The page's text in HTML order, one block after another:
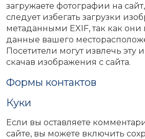
загружаете фотографии на
следует избегать загрузки
метаданными EXIF, так как они
данные вашего
Посетители могут извлечь
скачав изображения с сайта.
Формы контактов
Куки
Если вы оставляете
сайте, вы можете включить